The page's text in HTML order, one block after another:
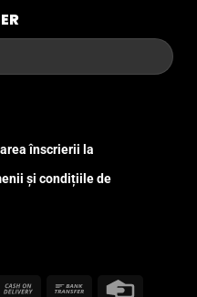
înscrierii la
și condițiile de
Cash Bank